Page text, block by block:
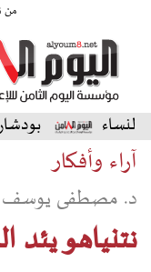
من
بودشارت يقود آلاف
آراء وأفكار
د. مصطفى يوسف
نتنياهو